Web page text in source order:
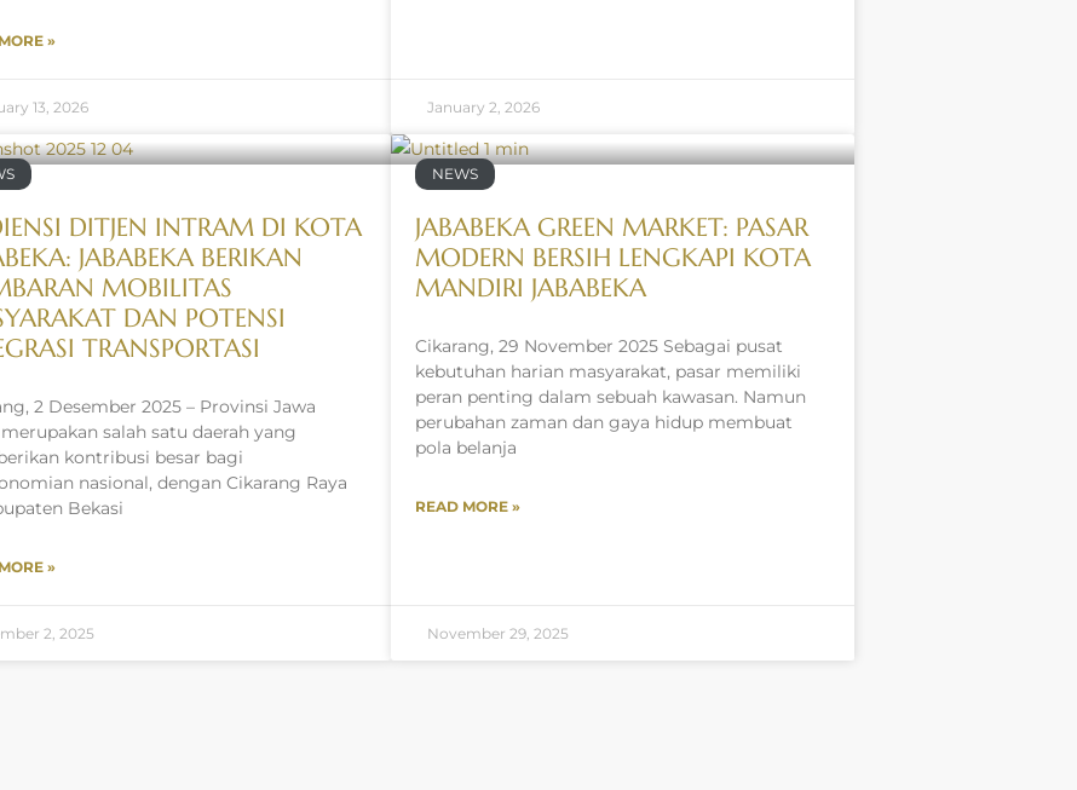
»
13, 2026 January 2, 2026
DITJEN INTRAM DI KOTA
JABABEKA BERIKAN
MOBILITAS
DAN POTENSI
TRANSPORTASI
2 Desember 2025 – Provinsi Jawa
salah satu daerah yang
kontribusi besar bagi
nasional, dengan Cikarang Raya
Bekasi
»
2, 2025
NEWS
JABABEKA GREEN MARKET: PASAR
MODERN BERSIH LENGKAPI KOTA
MANDIRI JABABEKA
Cikarang, 29 November 2025 Sebagai pusat
kebutuhan harian masyarakat, pasar memiliki
peran penting dalam sebuah kawasan. Namun
perubahan zaman dan gaya hidup membuat
pola belanja
READ MORE »
November 29, 2025